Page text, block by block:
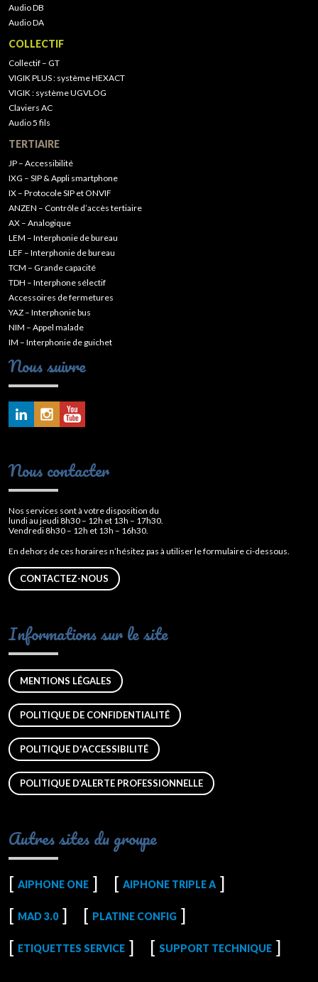
Audio DB
Audio DA
COLLECTIF
Collectif – GT
VIGIK PLUS : système HEXACT
VIGIK : système UGVLOG
Claviers AC
Audio 5 fils
TERTIAIRE
JP – Accessibilité
IXG – SIP & Appli smartphone
IX – Protocole SIP et ONVIF
ANZEN – Contrôle d’accès tertiaire
AX – Analogique
LEM – Interphonie de bureau
LEF – Interphonie de bureau
TCM – Grande capacité
TDH – Interphone sélectif
Accessoires de fermetures
YAZ – Interphonie bus
NIM – Appel malade
IM – Interphonie de guichet
Nous suivre
Nous contacter
Nos services sont à votre disposition du
lundi au jeudi 8h30 – 12h et 13h – 17h30.
Vendredi 8h30 – 12h et 13h – 16h30.
En dehors de ces horaires n’hésitez pas à utiliser le formulaire ci-dessous.
CONTACTEZ-NOUS
Informations sur le site
MENTIONS LÉGALES
POLITIQUE DE CONFIDENTIALITÉ
POLITIQUE D'ACCESSIBILITÉ
POLITIQUE D’ALERTE PROFESSIONNELLE
Autres sites du groupe
AIPHONE ONE AIPHONE TRIPLE A
MAD 3.0 PLATINE CONFIG
ETIQUETTES SERVICE SUPPORT TECHNIQUE